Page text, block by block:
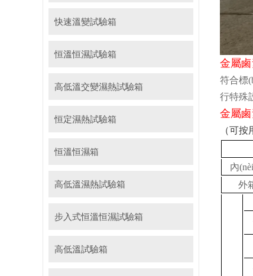
快速溫變試驗箱
恒溫恒濕試驗箱
高低溫交變濕熱試驗箱
恒定濕熱試驗箱
恒溫恒濕箱
高低溫濕熱試驗箱
步入式恒溫恒濕試驗箱
高低溫試驗箱
金屬
符合標
行特殊
金屬
（可
內
外